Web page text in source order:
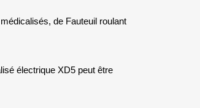
de Fauteuil roulant
électrique XD5 peut être